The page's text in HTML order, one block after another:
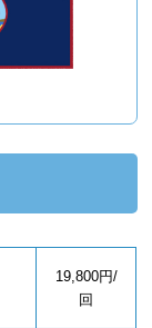
19,800円/
回